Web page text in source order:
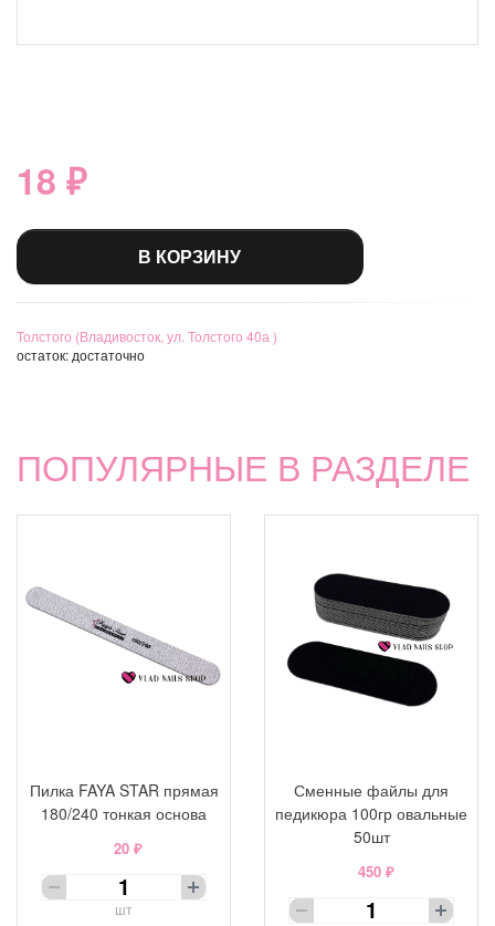
18 ₽
В КОРЗИНУ
Толстого (Владивосток, ул. Толстого 40а )
остаток: достаточно
ПОПУЛЯРНЫЕ В РАЗДЕЛЕ
Пилка FAYA STAR прямая
180/240 тонкая основа
20 ₽
шт
Сменные файлы для
педикюра 100гр овальные
50шт
450 ₽